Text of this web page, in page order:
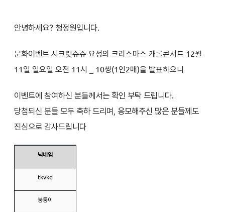
안녕하세요? 청정원입니다.
문화이벤트 시크릿쥬쥬 요정의 크리스마스 캐롤콘서트 12월
11일 일요일 오전 11시 _ 10쌍(1인2매)을 발표하오니
이벤트에 참여하신 분들께서는 확인 부탁 드립니다.
당첨되신 분들 모두 축하 드리며, 응모해주신 많은 분들께도
진심으로 감사드립니다
닉네임
tkvkd
붕퉁이